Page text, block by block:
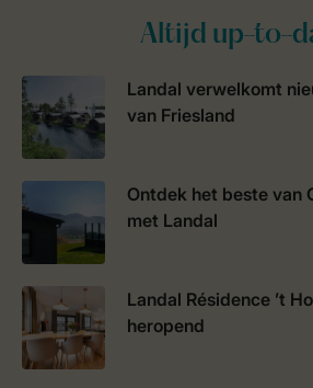
Altijd up-to-
Landal verwelkomt
van Friesland
Ontdek het beste van
met Landal
Landal Résidence ’t
heropend